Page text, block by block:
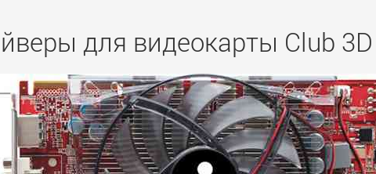
для видеокарты Club 3D